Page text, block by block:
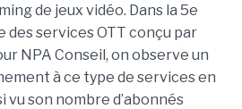
de jeux vidéo. Dans la 5e
services OTT conçu par
NPA Conseil, on observe un
à ce type de services en
vu son nombre d’abonnés